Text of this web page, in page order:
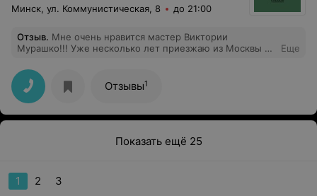
Минск, ул. Коммунистическая, 8 до 21:00
Отзыв. Мне очень нравится мастер Виктории
Мурашко!!! Уже несколько лет приезжаю из Москвы по
найти себе мастера: как подстригут - так на неделю
истерика. У Виктории золотые руки! Рекомендую
Всем!!!
Еще
Отзывы1
Показать ещё 25
1 2 3